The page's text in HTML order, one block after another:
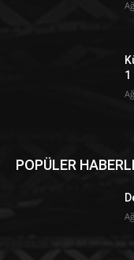
1
POPÜLER